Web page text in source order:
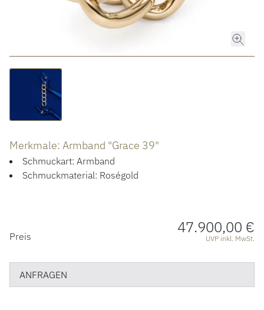
HOCHZEIT
ACCESSOIRES
ÜBER UNS
Merkmale: Armband "Grace 39"
Schmuckart: Armband
Schmuckmaterial: Roségold
PREISINFORMATIONEN
Preis 47.900,00 €
UVP inkl. MwSt.
ANFRAGEN